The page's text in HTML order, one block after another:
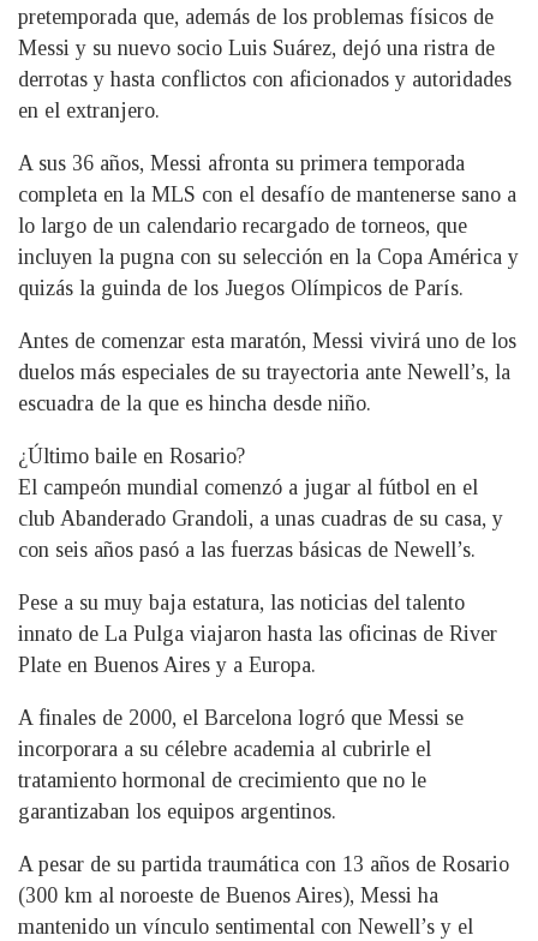
pretemporada que, además de los problemas físicos de
Messi y su nuevo socio Luis Suárez, dejó una ristra de
derrotas y hasta conflictos con aficionados y autoridades
en el extranjero.
A sus 36 años, Messi afronta su primera temporada
completa en la MLS con el desafío de mantenerse sano a
lo largo de un calendario recargado de torneos, que
incluyen la pugna con su selección en la Copa América y
quizás la guinda de los Juegos Olímpicos de París.
Antes de comenzar esta maratón, Messi vivirá uno de los
duelos más especiales de su trayectoria ante Newell’s, la
escuadra de la que es hincha desde niño.
¿Último baile en Rosario?
El campeón mundial comenzó a jugar al fútbol en el
club Abanderado Grandoli, a unas cuadras de su casa, y
con seis años pasó a las fuerzas básicas de Newell’s.
Pese a su muy baja estatura, las noticias del talento
innato de La Pulga viajaron hasta las oficinas de River
Plate en Buenos Aires y a Europa.
A finales de 2000, el Barcelona logró que Messi se
incorporara a su célebre academia al cubrirle el
tratamiento hormonal de crecimiento que no le
garantizaban los equipos argentinos.
A pesar de su partida traumática con 13 años de Rosario
(300 km al noroeste de Buenos Aires), Messi ha
mantenido un vínculo sentimental con Newell’s y el